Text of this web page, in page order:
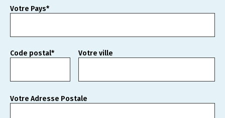
Votre Pays*
Code postal* Votre ville
Votre Adresse Postale